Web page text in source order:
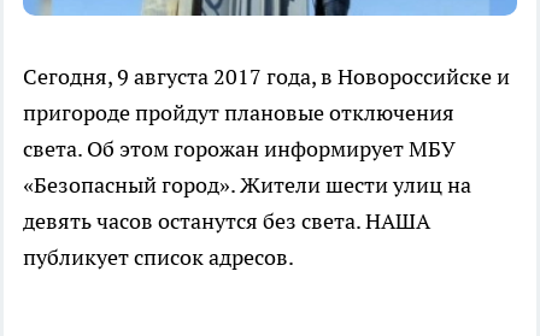
Сегодня, 9 августа 2017 года, в Новороссийске и
пригороде пройдут плановые отключения
света. Об этом горожан информирует МБУ
«Безопасный город». Жители шести улиц на
девять часов останутся без света. НАША
публикует список адресов.